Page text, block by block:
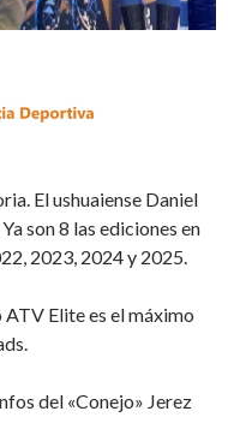
El ushuaiense Daniel
son 8 las ediciones en
2023, 2024 y 2025.
Elite es el máximo
del «Conejo» Jerez